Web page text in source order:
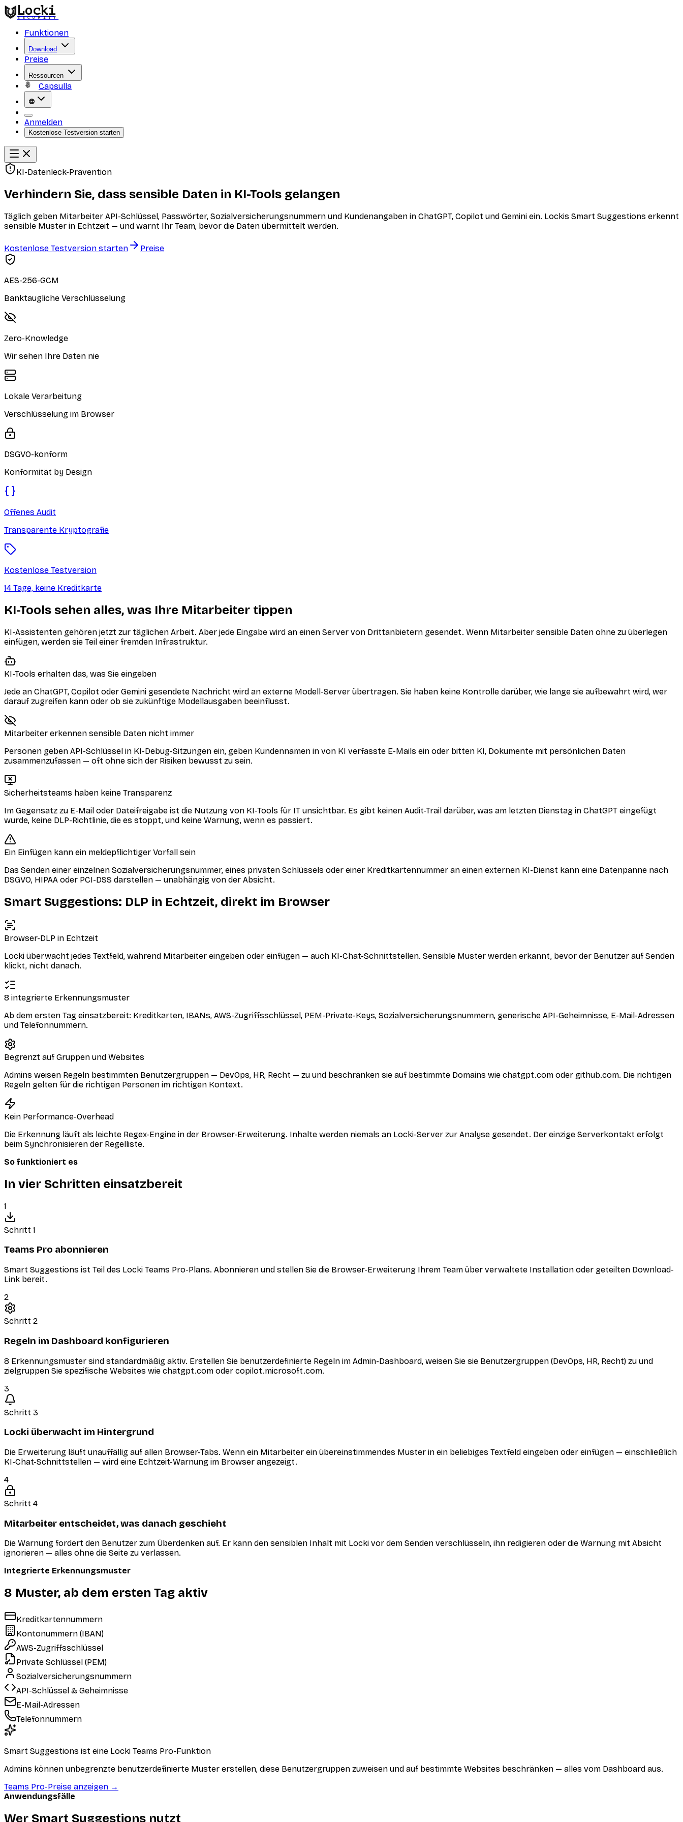
Locki
SECURITY
Funktionen
Download
Preise
Ressourcen
Capsulla
Anmelden
Kostenlose Testversion starten
KI-Datenleck-Prävention
Verhindern Sie, dass sensible Daten in KI-Tools gelangen
Täglich geben Mitarbeiter API-Schlüssel, Passwörter, Sozialversicherungsnummern und Kundenangaben in ChatGPT, Copilot und Gemini ein. Lockis Smart Suggestions erkennt
sensible Muster in Echtzeit — und warnt Ihr Team, bevor die Daten übermittelt werden.
Kostenlose Testversion starten Preise
AES-256-GCM
Banktaugliche Verschlüsselung
Zero-Knowledge
Wir sehen Ihre Daten nie
Lokale Verarbeitung
Verschlüsselung im Browser
DSGVO-konform
Konformität by Design
Offenes Audit
Transparente Kryptografie
Kostenlose Testversion
14 Tage, keine Kreditkarte
KI-Tools sehen alles, was Ihre Mitarbeiter tippen
KI-Assistenten gehören jetzt zur täglichen Arbeit. Aber jede Eingabe wird an einen Server von Drittanbietern gesendet. Wenn Mitarbeiter sensible Daten ohne zu überlegen
einfügen, werden sie Teil einer fremden Infrastruktur.
KI-Tools erhalten das, was Sie eingeben
Jede an ChatGPT, Copilot oder Gemini gesendete Nachricht wird an externe Modell-Server übertragen. Sie haben keine Kontrolle darüber, wie lange sie aufbewahrt wird, wer
darauf zugreifen kann oder ob sie zukünftige Modellausgaben beeinflusst.
Mitarbeiter erkennen sensible Daten nicht immer
Personen geben API-Schlüssel in KI-Debug-Sitzungen ein, geben Kundennamen in von KI verfasste E-Mails ein oder bitten KI, Dokumente mit persönlichen Daten
zusammenzufassen — oft ohne sich der Risiken bewusst zu sein.
Sicherheitsteams haben keine Transparenz
Im Gegensatz zu E-Mail oder Dateifreigabe ist die Nutzung von KI-Tools für IT unsichtbar. Es gibt keinen Audit-Trail darüber, was am letzten Dienstag in ChatGPT eingefügt
wurde, keine DLP-Richtlinie, die es stoppt, und keine Warnung, wenn es passiert.
Ein Einfügen kann ein meldepflichtiger Vorfall sein
Das Senden einer einzelnen Sozialversicherungsnummer, eines privaten Schlüssels oder einer Kreditkartennummer an einen externen KI-Dienst kann eine Datenpanne nach
DSGVO, HIPAA oder PCI-DSS darstellen — unabhängig von der Absicht.
Smart Suggestions: DLP in Echtzeit, direkt im Browser
Browser-DLP in Echtzeit
Locki überwacht jedes Textfeld, während Mitarbeiter eingeben oder einfügen — auch KI-Chat-Schnittstellen. Sensible Muster werden erkannt, bevor der Benutzer auf Senden
klickt, nicht danach.
8 integrierte Erkennungsmuster
Ab dem ersten Tag einsatzbereit: Kreditkarten, IBANs, AWS-Zugriffsschlüssel, PEM-Private-Keys, Sozialversicherungsnummern, generische API-Geheimnisse, E-Mail-Adressen
und Telefonnummern.
Begrenzt auf Gruppen und Websites
Admins weisen Regeln bestimmten Benutzergruppen — DevOps, HR, Recht — zu und beschränken sie auf bestimmte Domains wie chatgpt.com oder github.com. Die richtigen
Regeln gelten für die richtigen Personen im richtigen Kontext.
Kein Performance-Overhead
Die Erkennung läuft als leichte Regex-Engine in der Browser-Erweiterung. Inhalte werden niemals an Locki-Server zur Analyse gesendet. Der einzige Serverkontakt erfolgt
beim Synchronisieren der Regelliste.
So funktioniert es
In vier Schritten einsatzbereit
1
Schritt 1
Teams Pro abonnieren
Smart Suggestions ist Teil des Locki Teams Pro-Plans. Abonnieren und stellen Sie die Browser-Erweiterung Ihrem Team über verwaltete Installation oder geteilten Download-
Link bereit.
2
Schritt 2
Regeln im Dashboard konfigurieren
8 Erkennungsmuster sind standardmäßig aktiv. Erstellen Sie benutzerdefinierte Regeln im Admin-Dashboard, weisen Sie sie Benutzergruppen (DevOps, HR, Recht) zu und
zielgruppen Sie spezifische Websites wie chatgpt.com oder copilot.microsoft.com.
3
Schritt 3
Locki überwacht im Hintergrund
Die Erweiterung läuft unauffällig auf allen Browser-Tabs. Wenn ein Mitarbeiter ein übereinstimmendes Muster in ein beliebiges Textfeld eingeben oder einfügen — einschließlich
KI-Chat-Schnittstellen — wird eine Echtzeit-Warnung im Browser angezeigt.
4
Schritt 4
Mitarbeiter entscheidet, was danach geschieht
Die Warnung fordert den Benutzer zum Überdenken auf. Er kann den sensiblen Inhalt mit Locki vor dem Senden verschlüsseln, ihn redigieren oder die Warnung mit Absicht
ignorieren — alles ohne die Seite zu verlassen.
Integrierte Erkennungsmuster
8 Muster, ab dem ersten Tag aktiv
Kreditkartennummern
Kontonummern (IBAN)
AWS-Zugriffsschlüssel
Private Schlüssel (PEM)
Sozialversicherungsnummern
API-Schlüssel & Geheimnisse
E-Mail-Adressen
Telefonnummern
Smart Suggestions ist eine Locki Teams Pro-Funktion
Admins können unbegrenzte benutzerdefinierte Muster erstellen, diese Benutzergruppen zuweisen und auf bestimmte Websites beschränken — alles vom Dashboard aus.
Teams Pro-Preise anzeigen →
Anwendungsfälle
Wer Smart Suggestions nutzt